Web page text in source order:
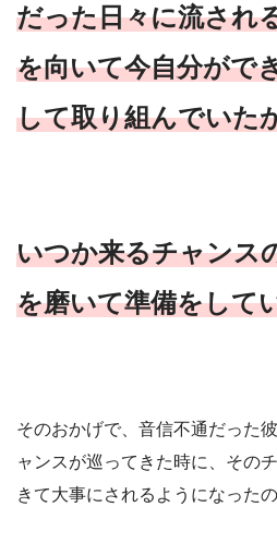
だった日々に流され
を向いて今自分がで
して取り組んでいた
いつか来るチャンス
を磨いて準備をして
そのおかげで、音信不通だった
ャンスが巡ってきた時に、その
きて大事にされるようになったの